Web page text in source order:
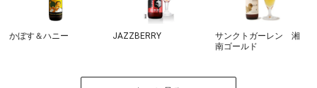
かぼす＆ハニー JAZZBERRY
サンクトガーレン 湘
南ゴールド